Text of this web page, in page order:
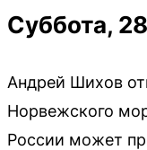
Суббота,
Андрей Шихов
Норвежского
России может